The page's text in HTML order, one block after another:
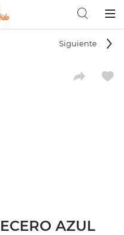
Siguiente
AZUL